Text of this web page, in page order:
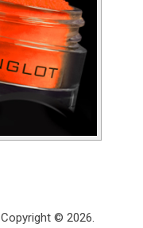
Copyright © 2026.